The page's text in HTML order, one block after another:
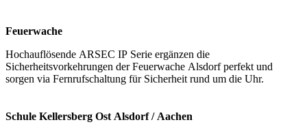
Feuerwache
Hochauflösende ARSEC IP Serie ergänzen die
Sicherheitsvorkehrungen der Feuerwache Alsdorf perfekt und
sorgen via Fernrufschaltung für Sicherheit rund um die Uhr.
Schule Kellersberg Ost Alsdorf / Aachen